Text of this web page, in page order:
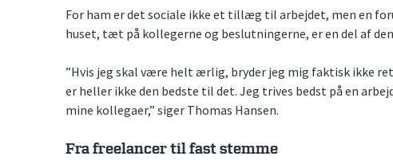
For ham er det sociale ikke et tillæg til arbejdet, men en
huset, tæt på kollegerne og beslutningerne, er en del af
”Hvis jeg skal være helt ærlig, bryder jeg mig faktisk ikke
er heller ikke den bedste til det. Jeg trives bedst på en
mine kollegaer,” siger Thomas Hansen.
Fra freelancer til fast stemme